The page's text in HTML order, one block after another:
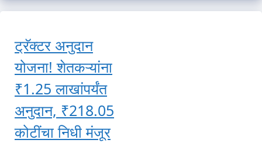
ट्रॅक्टर अनुदान
योजना! शेतकऱ्यांना
₹1.25 लाखांपर्यंत
अनुदान, ₹218.05
कोटींचा निधी मंजूर